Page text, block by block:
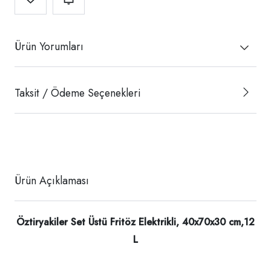
Ürün Yorumları
Taksit / Ödeme Seçenekleri
Ürün Açıklaması
Öztiryakiler Set Üstü Fritöz Elektrikli, 40x70x30 cm,12
L